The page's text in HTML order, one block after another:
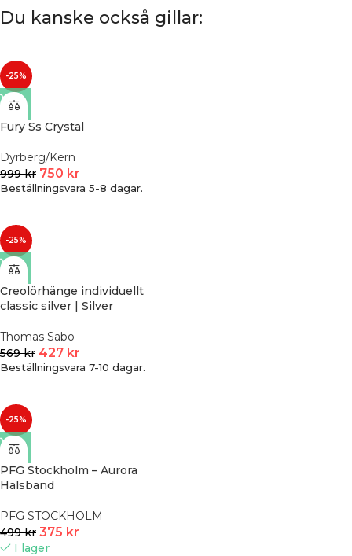
Du kanske också gillar:
-25%
Fury Ss Crystal
Dyrberg/Kern
999kr 750 kr
Beställningsvara 5-8 dagar.
-25%
Creolörhänge individuellt
classic silver | Silver
Thomas Sabo
569kr 427 kr
Beställningsvara 7-10 dagar.
-25%
PFG Stockholm – Aurora
Halsband
PFG STOCKHOLM
499kr 375 kr
I lager